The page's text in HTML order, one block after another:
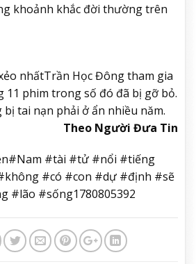
khoảnh khắc đời thường trên
nhấtTrần Học Đông tham gia
11 phim trong số đó đã bị gỡ bỏ.
tai nạn phải ở ẩn nhiều năm.
Theo Người Đưa Tin
#tài #tử #nổi #tiếng
#có #con #dự #định #sẽ
#lão #sống1780805392